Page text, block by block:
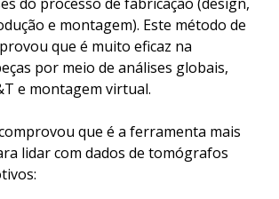
e montagem). Este método de
que é muito eficaz na
por meio de análises globais,
e montagem virtual.
que é a ferramenta mais
lidar com dados de tomógrafos